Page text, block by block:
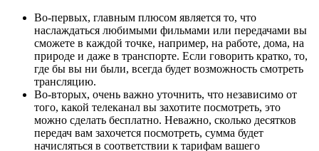
Во-первых, главным плюсом является то, что
наслаждаться любимыми фильмами или передачами вы
сможете в каждой точке, например, на работе, дома, на
природе и даже в транспорте. Если говорить кратко, то,
где бы вы ни были, всегда будет возможность смотреть
трансляцию.
Во-вторых, очень важно уточнить, что независимо от
того, какой телеканал вы захотите посмотреть, это
можно сделать бесплатно. Неважно, сколько десятков
передач вам захочется посмотреть, сумма будет
начисляться в соответствии к тарифам вашего